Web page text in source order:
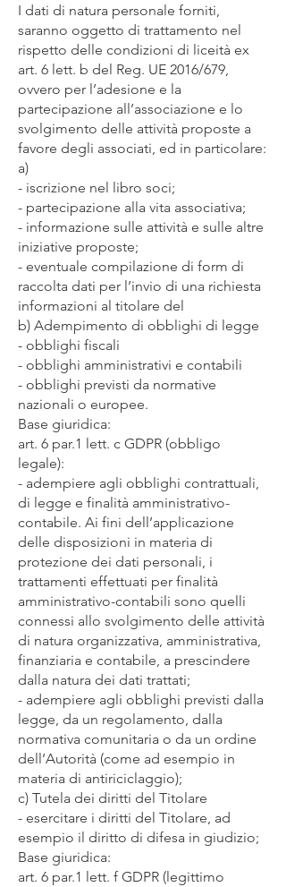
I dati di natura personale forniti,
saranno oggetto di trattamento nel
rispetto delle condizioni di liceità ex
art. 6 lett. b del Reg. UE 2016/679,
ovvero per l’adesione e la
partecipazione all’associazione e lo
svolgimento delle attività proposte a
favore degli associati, ed in particolare:
a)
- iscrizione nel libro soci;
- partecipazione alla vita associativa;
- informazione sulle attività e sulle altre
iniziative proposte;
- eventuale compilazione di form di
raccolta dati per l’invio di una richiesta
informazioni al titolare del
b) Adempimento di obblighi di legge
- obblighi fiscali
- obblighi amministrativi e contabili
- obblighi previsti da normative
nazionali o europee.
Base giuridica:
art. 6 par.1 lett. c GDPR (obbligo
legale):
- adempiere agli obblighi contrattuali,
di legge e finalità amministrativo-
contabile. Ai fini dell’applicazione
delle disposizioni in materia di
protezione dei dati personali, i
trattamenti effettuati per finalità
amministrativo-contabili sono quelli
connessi allo svolgimento delle attività
di natura organizzativa, amministrativa,
finanziaria e contabile, a prescindere
dalla natura dei dati trattati;
- adempiere agli obblighi previsti dalla
legge, da un regolamento, dalla
normativa comunitaria o da un ordine
dell’Autorità (come ad esempio in
materia di antiriciclaggio);
c) Tutela dei diritti del Titolare
- esercitare i diritti del Titolare, ad
esempio il diritto di difesa in giudizio;
Base giuridica:
art. 6 par.1 lett. f GDPR (legittimo